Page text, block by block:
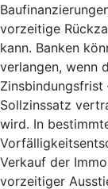
vorzeitige
kann. Banken
verlangen, wenn
Sollzinssatz
wird. In
Verkauf der
vorzeitiger